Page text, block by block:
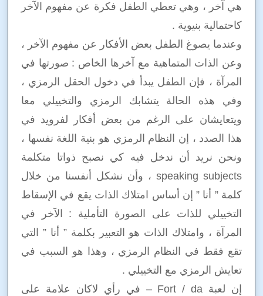
هي آخر ، وهي تعطي الطفل فكرة عن مفهوم الآخر
كاحتمالية بنيوية .
وعندما يصوغ الطفل بعض الأفكار عن مفهوم الآخر ،
وعن الذات المتماهية مع آخرها الخاص : صورتها في
المرآة ، فإن الطفل يبدأ في دخول الحقل الرمزي ،
وفي هذه الحالة يتشابك الرمزي والتخييلي معا
ويتعايشان على الرغم من بعض أفكار لفرويد في
هذا الصدد ، إن النظام الرمزي هو بنية اللغة نفسها ،
ونحن نريد أن ندخل فيه كي نصبح ذواتا متكلمة
speaking subjects ، وأن نشكل أنفسنا من خلال
كلمة ” أنا ” إن أساس امتلاك الذات يقع في الإسقاط
التخييلي للذات على الصورة التأملية : الآخر في
المرآة ، وامتلاك الذات هو التعبير بكلمة ” أنا ” التي
تقع فقط في النظام الرمزي ، وهذا هو السبب في
تعايش الرمزي مع التخييلي .
إن لعبة Fort / da – في رأي لاكان علامة على